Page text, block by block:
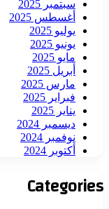
سبتمبر 2025
أغسطس 2025
يوليو 2025
يونيو 2025
مايو 2025
أبريل 2025
مارس 2025
فبراير 2025
يناير 2025
ديسمبر 2024
نوفمبر 2024
أكتوبر 2024
Categories